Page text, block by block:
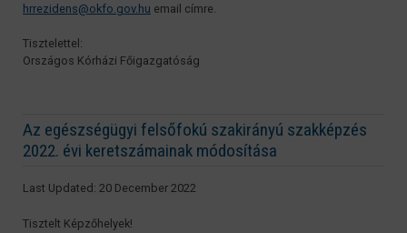
hrrezidens@okfo.gov.hu email címre.
Tisztelettel:
Országos Kórházi Főigazgatóság
Az egészségügyi felsőfokú szakirányú szakképzés
2022. évi keretszámainak módosítása
Last Updated: 20 December 2022
Tisztelt Képzőhelyek!